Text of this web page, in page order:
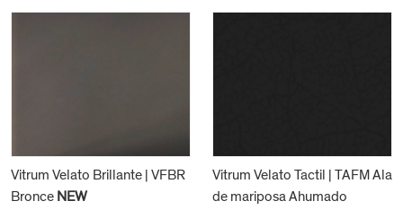
Vitrum Velato Brillante | VFBR
BronceNEW
Vitrum Velato Tactil | TAFM Ala
de mariposa Ahumado